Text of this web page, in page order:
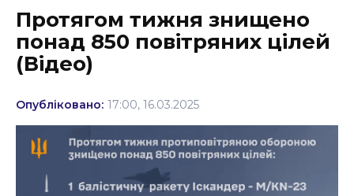
Культура
Освіта
Події
Політика
Соціум
Протягом тижня знищено
понад 850 повітряних цілей
(Відео)
Опубліковано: 17:00, 16.03.2025